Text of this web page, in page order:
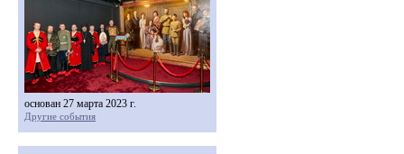
основан 27 марта 2023 г.
Другие события